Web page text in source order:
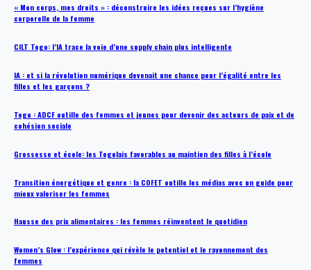
« Mon corps, mes droits » : déconstruire les idées reçues sur l’hygiène
corporelle de la femme
CILT Togo: l’IA trace la voie d’une supply chain plus intelligente
IA : et si la révolution numérique devenait une chance pour l’égalité entre les
filles et les garçons ?
Togo : ADCF outille des femmes et jeunes pour devenir des acteurs de paix et de
cohésion sociale
Grossesse et école: les Togolais favorables au maintien des filles à l’école
Transition énergétique et genre : la COFET outille les médias avec un guide pour
mieux valoriser les femmes
Hausse des prix alimentaires : les femmes réinventent le quotidien
Women’s Glow : l’expérience qui révèle le potentiel et le rayonnement des
femmes